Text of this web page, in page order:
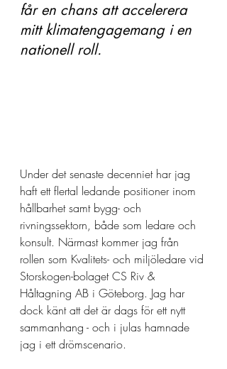
får en chans att accelerera
mitt klimatengagemang i en
nationell roll.
Under det senaste decenniet har jag
haft ett flertal ledande positioner inom
hållbarhet samt bygg- och
rivningssektorn, både som ledare och
konsult. Närmast kommer jag från
rollen som Kvalitets- och miljöledare vid
Storskogen-bolaget CS Riv &
Håltagning AB i Göteborg. Jag har
dock känt att det är dags för ett nytt
sammanhang - och i julas hamnade
jag i ett drömscenario.